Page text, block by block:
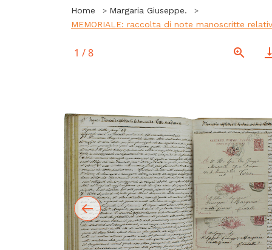
Home
Margaria Giuseppe.
MEMORIALE: raccolta di note manoscritte
1 /8